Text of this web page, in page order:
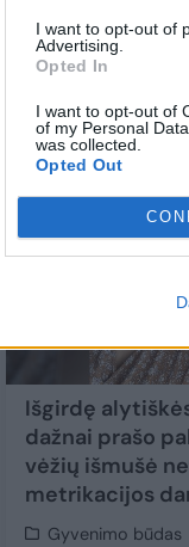
I want to opt-out of
Advertising.
Opted In
I want to opt-out of
of my Personal
was collected.
Opted Out
jį
Išgirdę
dažnai prašo
vėžių išmušė
metrikacijos
Gyvenimo būdas